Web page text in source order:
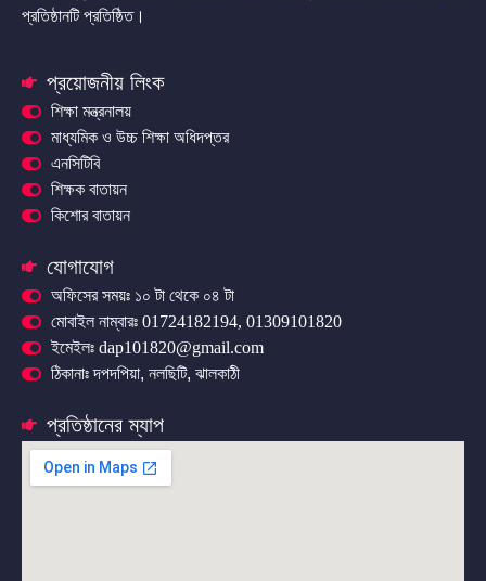
প্রতিষ্ঠানটি প্রতিষ্ঠিত।
প্রয়োজনীয় লিংক
শিক্ষা মন্ত্রনালয়
মাধ্যমিক ও উচ্চ শিক্ষা অধিদপ্তর
এনসিটিবি
শিক্ষক বাতায়ন
কিশোর বাতায়ন
যোগাযোগ
অফিসের সময়ঃ ১০ টা থেকে ০৪ টা
মোবাইল নাম্বারঃ 01724182194, 01309101820
ইমেইলঃ dap101820@gmail.com
ঠিকানাঃ দপদপিয়া, নলছিটি, ঝালকাঠী
প্রতিষ্ঠানের ম্যাপ